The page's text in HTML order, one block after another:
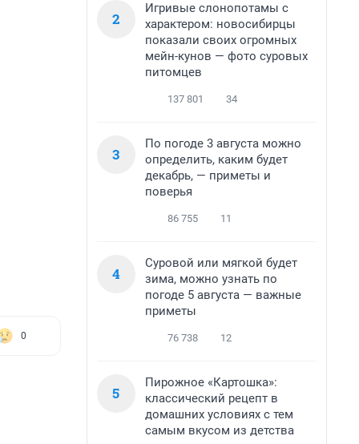
0
2
Игривые слонопотамы с
характером: новосибирцы
показали своих огромных
мейн-кунов — фото суровых
питомцев
137 801 34
3
По погоде 3 августа можно
определить, каким будет
декабрь, — приметы и
поверья
86 755 11
4
Суровой или мягкой будет
зима, можно узнать по
погоде 5 августа — важные
приметы
76 738 12
5
Пирожное «Картошка»:
классический рецепт в
домашних условиях с тем
самым вкусом из детства